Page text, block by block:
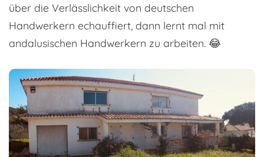
über die Verlässlichkeit von deutschen
Handwerkern echauffiert, dann lernt mal mit
andalusischen Handwerkern zu arbeiten. 😂